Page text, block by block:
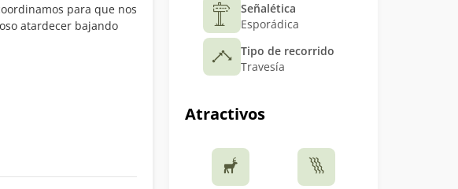
Señalética
Esporádica
Tipo de recorrido
Travesía
Atractivos
para que nos
atardecer bajando